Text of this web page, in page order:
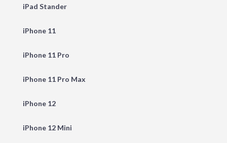
iPad Stander
iPhone 11
iPhone 11 Pro
iPhone 11 Pro Max
iPhone 12
iPhone 12 Mini